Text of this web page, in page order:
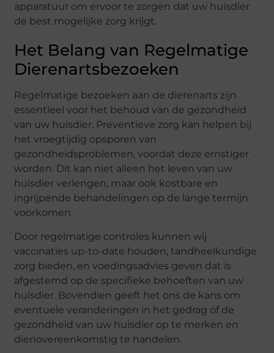
apparatuur om ervoor te zorgen dat uw huisdier
de best mogelijke zorg krijgt.
Het Belang van Regelmatige
Dierenartsbezoeken
Regelmatige bezoeken aan de dierenarts zijn
essentieel voor het behoud van de gezondheid
van uw huisdier. Preventieve zorg kan helpen bij
het vroegtijdig opsporen van
gezondheidsproblemen, voordat deze ernstiger
worden. Dit kan niet alleen het leven van uw
huisdier verlengen, maar ook kostbare en
ingrijpende behandelingen op de lange termijn
voorkomen.
Door regelmatige controles kunnen wij
vaccinaties up-to-date houden, tandheelkundige
zorg bieden, en voedingsadvies geven dat is
afgestemd op de specifieke behoeften van uw
huisdier. Bovendien geeft het ons de kans om
eventuele veranderingen in het gedrag of de
gezondheid van uw huisdier op te merken en
dienovereenkomstig te handelen.